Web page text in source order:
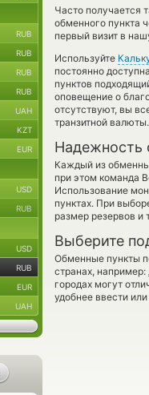
Часто получается
обменного пункта
первый визит в
Используйте
постоянно
пунктов
оповещение о
отсутствуют, вы
транзитной валюты.
Надежность
Каждый из
при этом команда
Использование
пунктах. При
размер резервов и
Выберите
Обменные пункты
странах, например:
городах могут
удобнее ввести
RUB
RUB
RUB
RUB
UAH
KZT
EUR
USD
RUB
USD
RUB
EUR
UAH